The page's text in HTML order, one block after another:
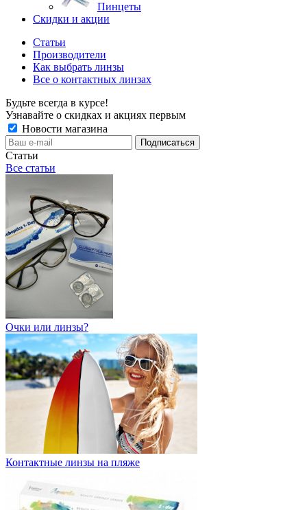
Пинцеты
Скидки и акции
Статьи
Производители
Как выбрать линзы
Все о контактных линзах
Будьте всегда в курсе!
Узнавайте о скидках и акциях первым
Новости магазина
Статьи
Все статьи
Очки или линзы?
Контактные линзы на пляже